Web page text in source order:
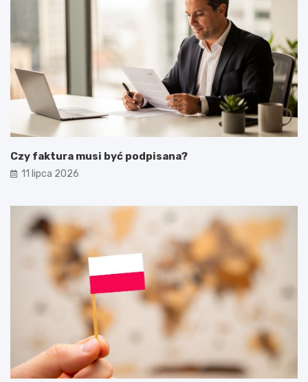
Czy faktura musi być podpisana?
11 lipca 2026